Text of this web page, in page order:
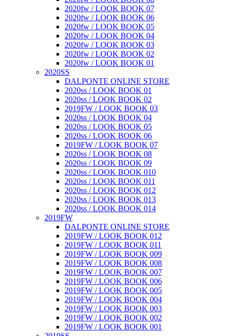
2020fw / LOOK BOOK 07
2020fw / LOOK BOOK 06
2020fw / LOOK BOOK 05
2020fw / LOOK BOOK 04
2020fw / LOOK BOOK 03
2020fw / LOOK BOOK 02
2020fw / LOOK BOOK 01
2020SS
DALPONTE ONLINE STORE
2020ss / LOOK BOOK 01
2020ss / LOOK BOOK 02
2019FW / LOOK BOOK 03
2020ss / LOOK BOOK 04
2020ss / LOOK BOOK 05
2020ss / LOOK BOOK 06
2019FW / LOOK BOOK 07
2020ss / LOOK BOOK 08
2020ss / LOOK BOOK 09
2020ss / LOOK BOOK 010
2020ss / LOOK BOOK 011
2020ss / LOOK BOOK 012
2020ss / LOOK BOOK 013
2020ss / LOOK BOOK 014
2019FW
DALPONTE ONLINE STORE
2019FW / LOOK BOOK 012
2019FW / LOOK BOOK 011
2019FW / LOOK BOOK 009
2019FW / LOOK BOOK 008
2019FW / LOOK BOOK 007
2019FW / LOOK BOOK 006
2019FW / LOOK BOOK 005
2019FW / LOOK BOOK 004
2019FW / LOOK BOOK 003
2019FW / LOOK BOOK 002
2019FW / LOOK BOOK 001